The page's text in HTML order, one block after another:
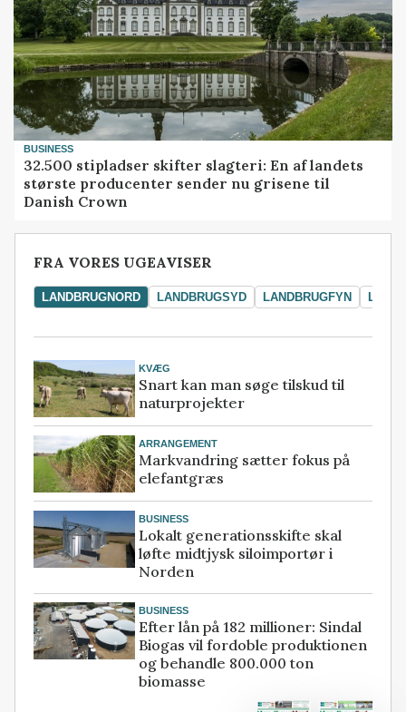
BUSINESS
32.500 stipladser skifter slagteri: En af landets
største producenter sender nu grisene til
Danish Crown
FRA VORES UGEAVISER
LANDBRUGNORD LANDBRUGSYD LANDBRUGFYN
KVÆG
Snart kan man søge tilskud til
naturprojekter
ARRANGEMENT
Markvandring sætter fokus på
elefantgræs
BUSINESS
Lokalt generationsskifte skal
løfte midtjysk siloimportør i
Norden
BUSINESS
Efter lån på 182 millioner: Sindal
Biogas vil fordoble produktionen
og behandle 800.000 ton
biomasse